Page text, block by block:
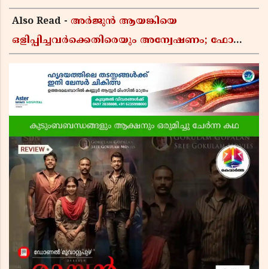
Also Read - അർജുൻ ആയങ്കിയെ
ഒളിപ്പിച്ചവർക്കെതിരെയും അന്വേഷണം; ഫോൺ
പൊലീസ്